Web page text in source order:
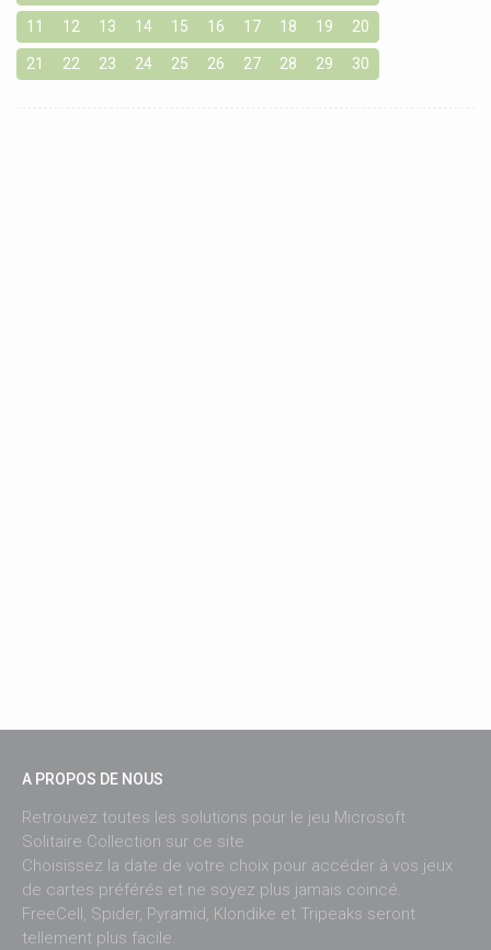
11 12 13 14 15 16 17 18 19 20
21 22 23 24 25 26 27 28 29 30
A PROPOS DE NOUS
Retrouvez toutes les solutions pour le jeu Microsoft
Solitaire Collection sur ce site.
Choisissez la date de votre choix pour accéder à vos jeux
de cartes préférés et ne soyez plus jamais coincé.
FreeCell, Spider, Pyramid, Klondike et Tripeaks seront
tellement plus facile.